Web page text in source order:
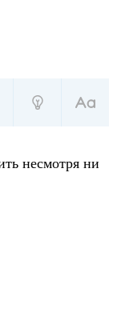
несмотря ни